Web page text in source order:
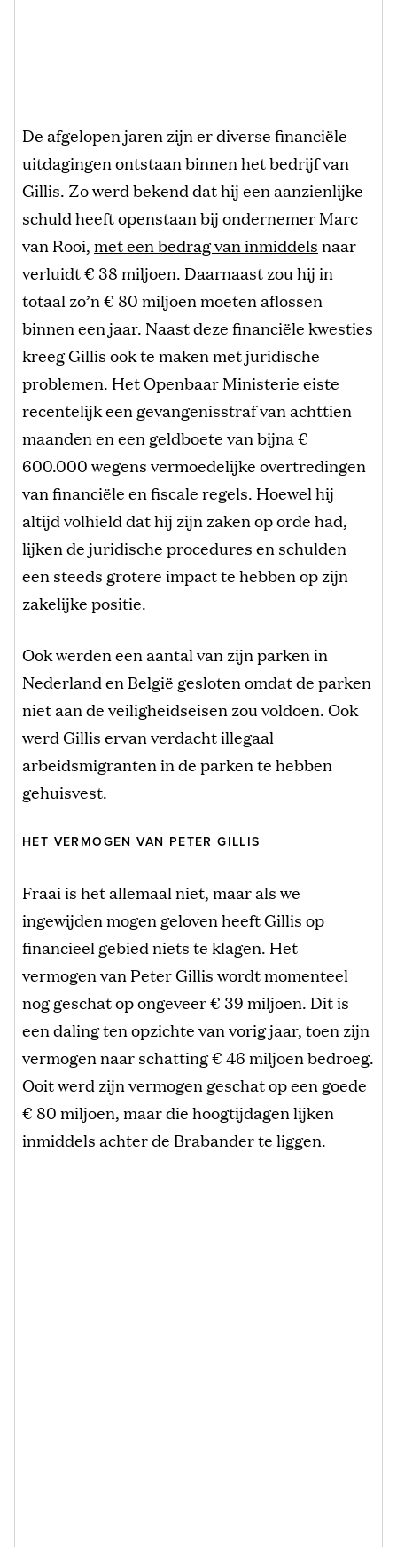
De afgelopen jaren zijn er diverse financiële
uitdagingen ontstaan binnen het bedrijf van
Gillis. Zo werd bekend dat hij een aanzienlijke
schuld heeft openstaan bij ondernemer Marc
van Rooi,met een bedrag van inmiddelsnaar
verluidt € 38 miljoen. Daarnaast zou hij in
totaal zo’n € 80 miljoen moeten aflossen
binnen een jaar. Naast deze financiële kwesties
kreeg Gillis ook te maken met juridische
problemen. Het Openbaar Ministerie eiste
recentelijk een gevangenisstraf van achttien
maanden en een geldboete van bijna €
600.000 wegens vermoedelijke overtredingen
van financiële en fiscale regels. Hoewel hij
altijd volhield dat hij zijn zaken op orde had,
lijken de juridische procedures en schulden
een steeds grotere impact te hebben op zijn
zakelijke positie.
Ook werden een aantal van zijn parken in
Nederland en België gesloten omdat de parken
niet aan de veiligheidseisen zou voldoen. Ook
werd Gillis ervan verdacht illegaal
arbeidsmigranten in de parken te hebben
gehuisvest.
HET VERMOGEN VAN PETER GILLIS
Fraai is het allemaal niet, maar als we
ingewijden mogen geloven heeft Gillis op
financieel gebied niets te klagen. Het
vermogenvan Peter Gillis wordt momenteel
nog geschat op ongeveer € 39 miljoen. Dit is
een daling ten opzichte van vorig jaar, toen zijn
vermogen naar schatting € 46 miljoen bedroeg.
Ooit werd zijn vermogen geschat op een goede
€ 80 miljoen, maar die hoogtijdagen lijken
inmiddels achter de Brabander te liggen.